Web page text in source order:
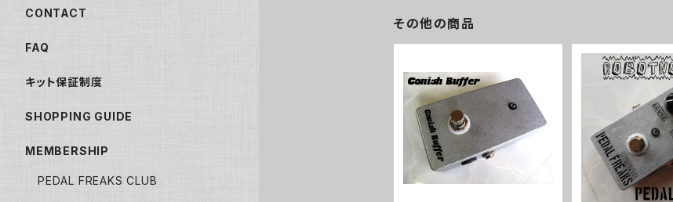
その他の商品
CONTACT
FAQ
キット保証制度
SHOPPING GUIDE
MEMBERSHIP
PEDAL FREAKS CLUB